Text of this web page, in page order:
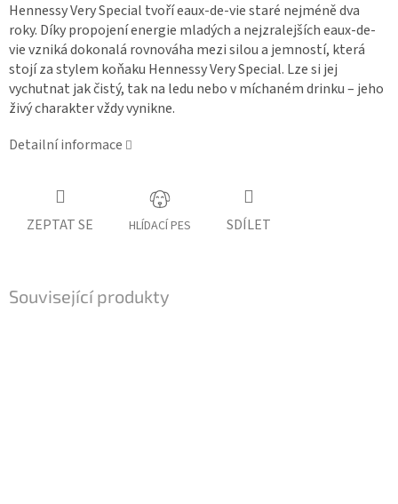
Hennessy Very Special tvoří eaux-de-vie staré nejméně dva
roky. Díky propojení energie mladých a nejzralejších eaux-de-
vie vzniká dokonalá rovnováha mezi silou a jemností, která
stojí za stylem koňaku Hennessy Very Special. Lze si jej
vychutnat jak čistý, tak na ledu nebo v míchaném drinku – jeho
živý charakter vždy vynikne.
Detailní informace
ZEPTAT SE HLÍDACÍ PES SDÍLET
Související produkty